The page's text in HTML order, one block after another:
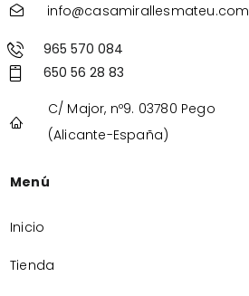
info@casamirallesmateu.com
965 570 084
650 56 28 83
C/ Major, nº9. 03780 Pego
(Alicante-España)
Menú
Inicio
Tienda